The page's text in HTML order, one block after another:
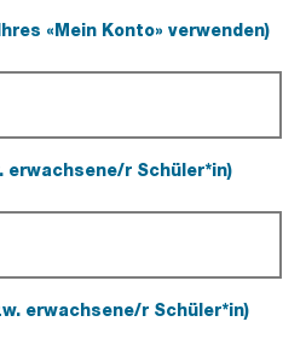
«Mein Konto» verwenden)
erwachsene/r Schüler*in)
erwachsene/r Schüler*in)